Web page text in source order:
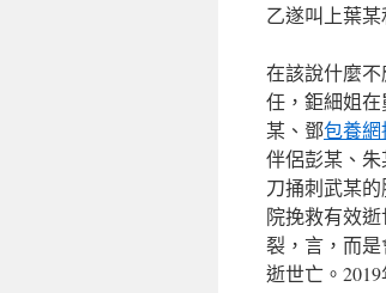
乙遂叫上葉
在該說什麼不
任，鉅細姐
某、鄧包養網
伴侶彭某、
刀捅刺武某
院挽救有效
裂，言，而
逝世亡。